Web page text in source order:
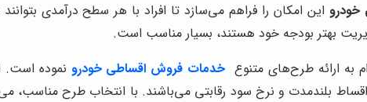
این امکان را فراهم می‌سازد تا افراد با هر سطح درآمدی
بهتر بودجه خود هستند، بسیار مناسب است.
به ارائه طرح‌های متنوع خدمات فروش اقساطی خودرو نموده است.
بلندمدت و نرخ سود رقابتی می‌باشند. با انتخاب طرح مناسب،